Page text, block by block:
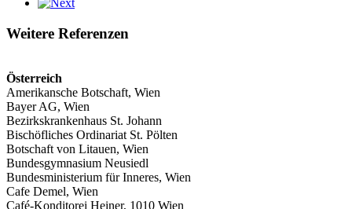
Weitere Referenzen
Österreich
Amerikansche Botschaft, Wien
Bayer AG, Wien
Bezirkskrankenhaus St. Johann
Bischöfliches Ordinariat St. Pölten
Botschaft von Litauen, Wien
Bundesgymnasium Neusiedl
Bundesministerium für Inneres, Wien
Cafe Demel, Wien
Café-Konditorei Heiner, 1010 Wien